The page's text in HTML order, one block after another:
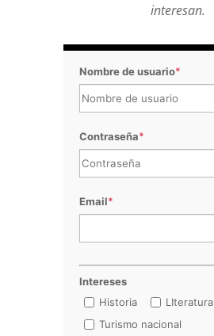
interesan.
Nombre de usuario*
Contraseña*
Email*
Intereses
Historia
LIteratura
Turismo nacional